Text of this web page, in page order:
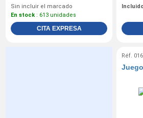
Sin incluir el marcado
En stock : 613 unidades
CITA EXPRESA
Réf.